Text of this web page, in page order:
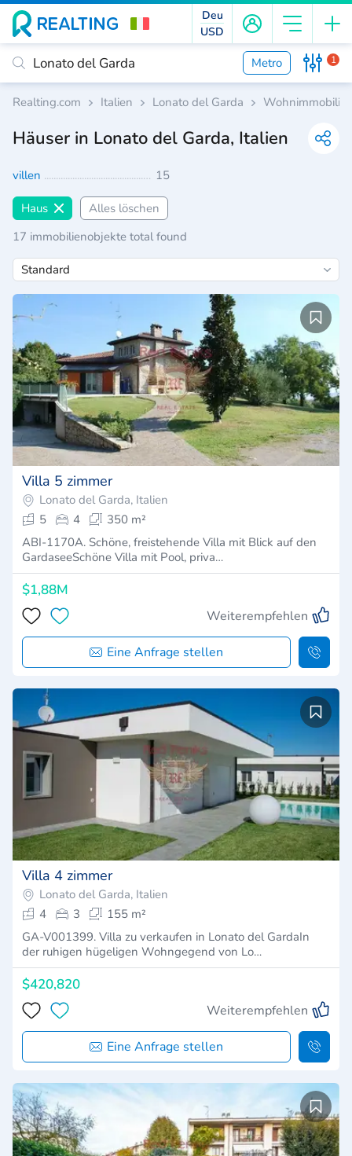
Deu
USD
Metro 1
Realting.com Italien Lonato del Garda
Häuser in Lonato del Garda, Italien
villen 15
Haus
Alles löschen
17 immobilienobjekte total found
Villa 5 zimmer
Lonato del Garda, Italien
5
4
350 m²
ABI-1170A. Schöne, freistehende Villa mit Blick auf den
GardaseeSchöne Villa mit Pool, priva…
$1,88M
Weiterempfehlen
Eine Anfrage stellen
Villa 4 zimmer
Lonato del Garda, Italien
4
3
155 m²
GA-V001399. Villa zu verkaufen in Lonato del GardaIn
der ruhigen hügeligen Wohngegend von Lo…
$420,820
Weiterempfehlen
Eine Anfrage stellen